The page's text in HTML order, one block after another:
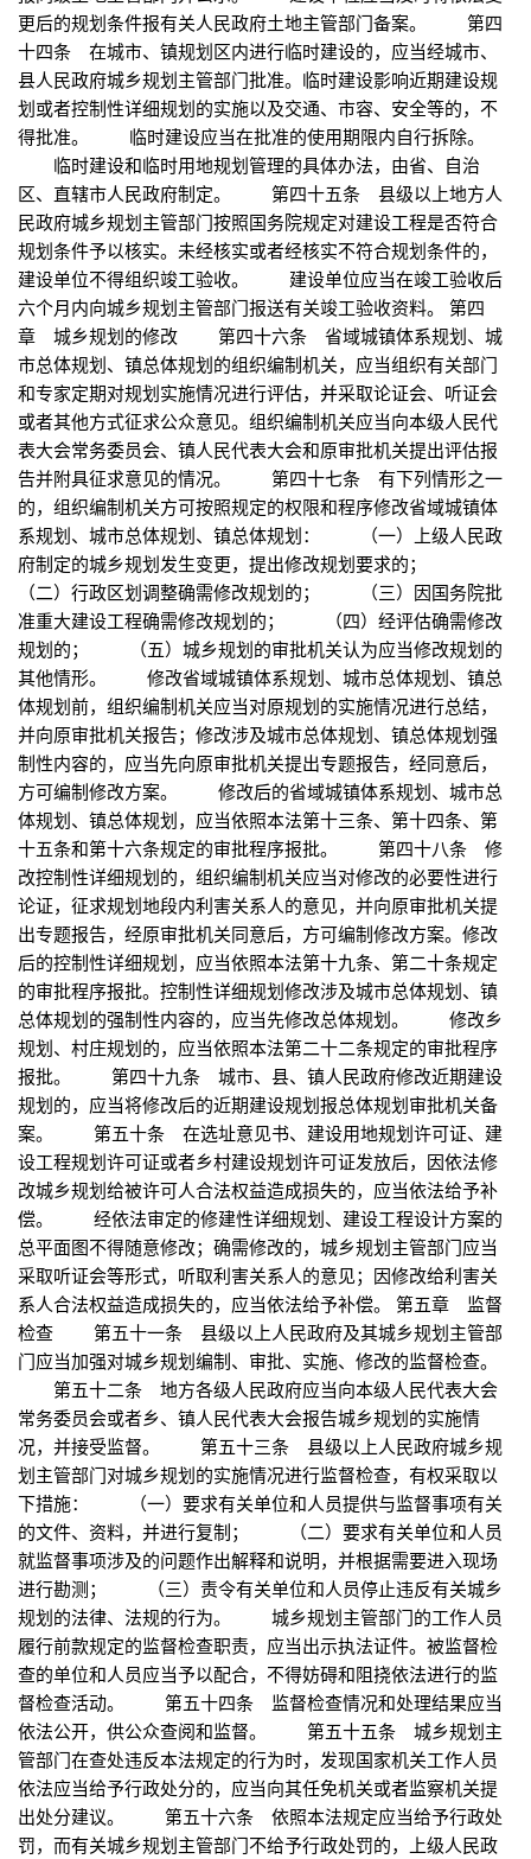
更后的规划条件报有关人民政府土地主管部门备案。 第四
十四条 在城市、镇规划区内进行临时建设的，应当经城市、
县人民政府城乡规划主管部门批准。临时建设影响近期建设规
划或者控制性详细规划的实施以及交通、市容、安全等的，不
得批准。 临时建设应当在批准的使用期限内自行拆除。
临时建设和临时用地规划管理的具体办法，由省、自治
区、直辖市人民政府制定。 第四十五条 县级以上地方人
民政府城乡规划主管部门按照国务院规定对建设工程是否符合
规划条件予以核实。未经核实或者经核实不符合规划条件的，
建设单位不得组织竣工验收。 建设单位应当在竣工验收后
六个月内向城乡规划主管部门报送有关竣工验收资料。 第四
章 城乡规划的修改 第四十六条 省域城镇体系规划、城
市总体规划、镇总体规划的组织编制机关，应当组织有关部门
和专家定期对规划实施情况进行评估，并采取论证会、听证会
或者其他方式征求公众意见。组织编制机关应当向本级人民代
表大会常务委员会、镇人民代表大会和原审批机关提出评估报
告并附具征求意见的情况。 第四十七条 有下列情形之一
的，组织编制机关方可按照规定的权限和程序修改省域城镇体
系规划、城市总体规划、镇总体规划： （一）上级人民政
府制定的城乡规划发生变更，提出修改规划要求的；
（二）行政区划调整确需修改规划的； （三）因国务院批
准重大建设工程确需修改规划的； （四）经评估确需修改
规划的； （五）城乡规划的审批机关认为应当修改规划的
其他情形。 修改省域城镇体系规划、城市总体规划、镇总
体规划前，组织编制机关应当对原规划的实施情况进行总结，
并向原审批机关报告；修改涉及城市总体规划、镇总体规划强
制性内容的，应当先向原审批机关提出专题报告，经同意后，
方可编制修改方案。 修改后的省域城镇体系规划、城市总
体规划、镇总体规划，应当依照本法第十三条、第十四条、第
十五条和第十六条规定的审批程序报批。 第四十八条 修
改控制性详细规划的，组织编制机关应当对修改的必要性进行
论证，征求规划地段内利害关系人的意见，并向原审批机关提
出专题报告，经原审批机关同意后，方可编制修改方案。修改
后的控制性详细规划，应当依照本法第十九条、第二十条规定
的审批程序报批。控制性详细规划修改涉及城市总体规划、镇
总体规划的强制性内容的，应当先修改总体规划。 修改乡
规划、村庄规划的，应当依照本法第二十二条规定的审批程序
报批。 第四十九条 城市、县、镇人民政府修改近期建设
规划的，应当将修改后的近期建设规划报总体规划审批机关备
案。 第五十条 在选址意见书、建设用地规划许可证、建
设工程规划许可证或者乡村建设规划许可证发放后，因依法修
改城乡规划给被许可人合法权益造成损失的，应当依法给予补
偿。 经依法审定的修建性详细规划、建设工程设计方案的
总平面图不得随意修改；确需修改的，城乡规划主管部门应当
采取听证会等形式，听取利害关系人的意见；因修改给利害关
系人合法权益造成损失的，应当依法给予补偿。 第五章 监督
检查 第五十一条 县级以上人民政府及其城乡规划主管部
门应当加强对城乡规划编制、审批、实施、修改的监督检查。
第五十二条 地方各级人民政府应当向本级人民代表大会
常务委员会或者乡、镇人民代表大会报告城乡规划的实施情
况，并接受监督。 第五十三条 县级以上人民政府城乡规
划主管部门对城乡规划的实施情况进行监督检查，有权采取以
下措施： （一）要求有关单位和人员提供与监督事项有关
的文件、资料，并进行复制； （二）要求有关单位和人员
就监督事项涉及的问题作出解释和说明，并根据需要进入现场
进行勘测； （三）责令有关单位和人员停止违反有关城乡
规划的法律、法规的行为。 城乡规划主管部门的工作人员
履行前款规定的监督检查职责，应当出示执法证件。被监督检
查的单位和人员应当予以配合，不得妨碍和阻挠依法进行的监
督检查活动。 第五十四条 监督检查情况和处理结果应当
依法公开，供公众查阅和监督。 第五十五条 城乡规划主
管部门在查处违反本法规定的行为时，发现国家机关工作人员
依法应当给予行政处分的，应当向其任免机关或者监察机关提
出处分建议。 第五十六条 依照本法规定应当给予行政处
罚，而有关城乡规划主管部门不给予行政处罚的，上级人民政